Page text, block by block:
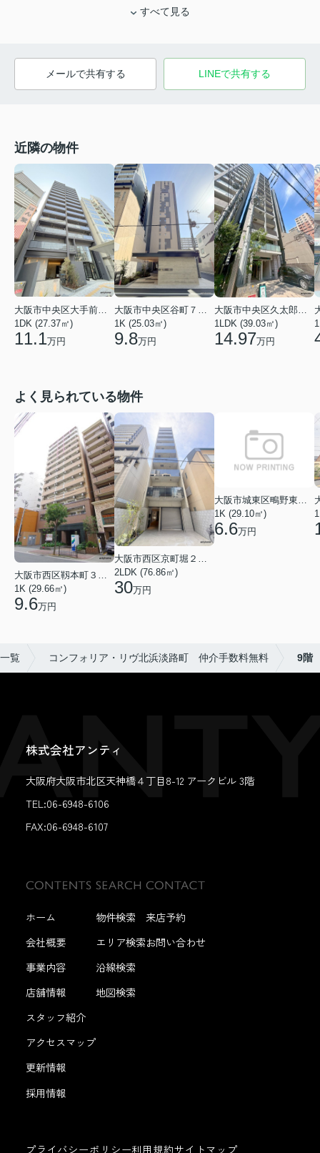
すべて見る
メールで共有する LINEで共有する
近隣の物件
大阪市中央区大手前１丁目
1DK (27.37㎡)
11.1万円
大阪市中央区谷町７丁目
1K (25.03㎡)
9.8万円
大阪市中央区久太郎町１丁目
1LDK (39.03㎡)
14.97万円
よく見られている物件
大阪市西区靱本町３丁目
1K (29.66㎡)
9.6万円
2LDK (76.86㎡)
30万円
大阪市城東区鴫野東３丁目
1K (29.10㎡)
6.6万円
覧 コンフォリア・リヴ北浜淡路町 仲介手数料無料 9階
株式会社アンティ
大阪府大阪市北区天神橋４丁目8-12 アークビル 3階
TEL:06-6948-6106
FAX:06-6948-6107
ホーム
会社概要
事業内容
店舗情報
スタッフ紹介
アクセスマップ
更新情報
採用情報
物件検索
エリア検索
沿線検索
地図検索
来店予約
お問い合わせ
プライバシーポリシー利用規約サイトマップ